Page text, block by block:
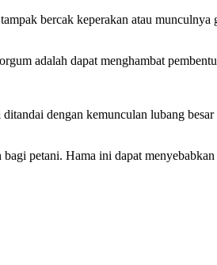
bercak keperakan atau
adalah dapat menghambat
dengan kemunculan lubang
petani. Hama ini dapat